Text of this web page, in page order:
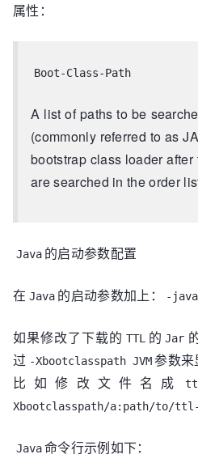
属性：
Boot-Class-Path
A list of paths to be
(commonly referred to as
bootstrap class loader
are searched in the order
Java 的启动参数配置
在 Java 的启动参数加上： -
如果修改了下载的 TTL 的 Jar
过 -Xbootclasspath JVM 参数来
比如修改文件名成
Xbootclasspath/a:path/to/ttl-
Java 命令行示例如下：